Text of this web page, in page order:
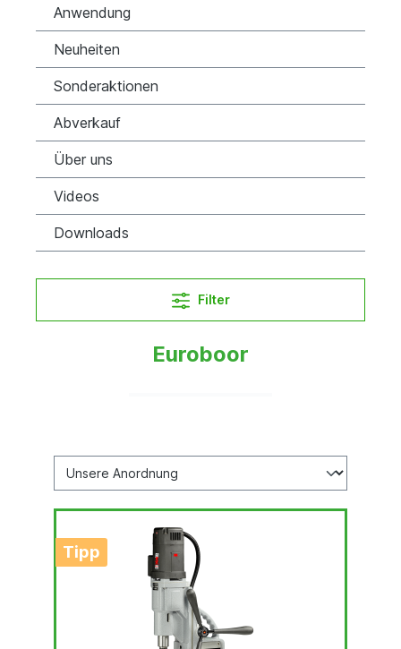
Anwendung
Neuheiten
Sonderaktionen
Abverkauf
Über uns
Videos
Downloads
Filter
Euroboor
Tipp